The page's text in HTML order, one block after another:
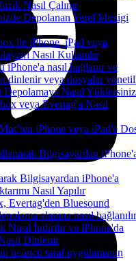
Nasıl Çalınır
Depolanan Yerel Muzigi
ile iPhone, iPad veya
Nasıl Kullanılır
nasıl bağlanır ve
dinlenir veya dosyalar
Depolamaya Nasıl Yüklersiniz
veya Evertag'a Nasıl
iPhone veya iPad'e
Bilgisayardan
Bilgisayardan iPhone'a
Nasıl Yapılır
Evertag'den Bluesound
alanına nasıl bağlanılır
Nasıl İndirilir ve iPhone'da
Dinlenir
üçüncü taraf uygulamanın